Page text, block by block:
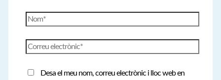
Nom*
Correu
electrònic*
Desa el meu nom, correu electrònic i lloc web en